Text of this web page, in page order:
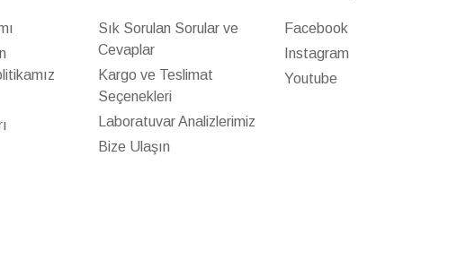
Facebook
Instagram
Youtube
Sık Sorulan Sorular ve
Cevaplar
Kargo ve Teslimat
Seçenekleri
Laboratuvar Analizlerimiz
Bize Ulaşın